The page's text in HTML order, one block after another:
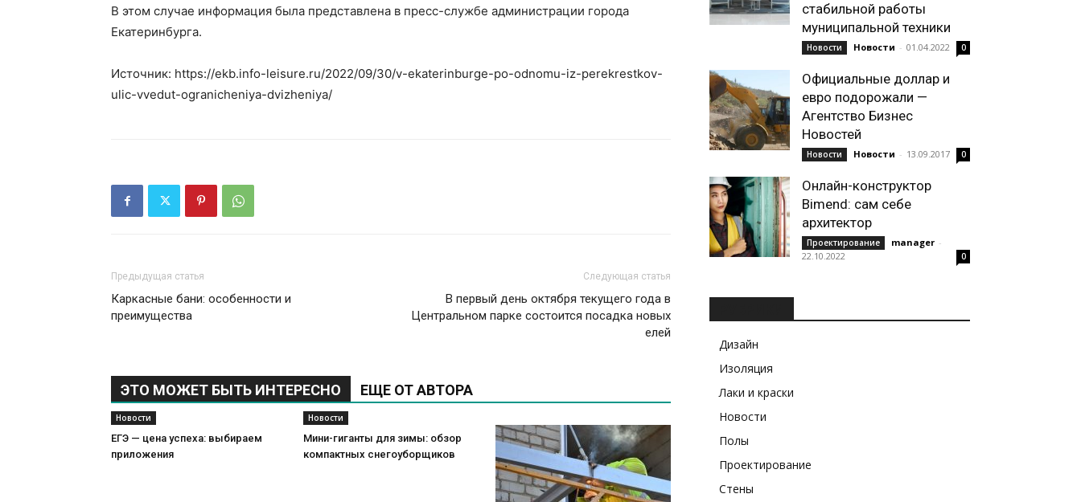
В этом случае информация была представлена в пресс-службе администрации города
Екатеринбурга.
Источник: https://ekb.info-leisure.ru/2022/09/30/v-ekaterinburge-po-odnomu-iz-perekrestkov-
ulic-vvedut-ogranicheniya-dvizheniya/
Предыдущая статья
Каркасные бани: особенности и
преимущества
Следующая статья
В первый день октября текущего года в
Центральном парке состоится посадка новых
елей
ЭТО МОЖЕТ БЫТЬ ИНТЕРЕСНО ЕЩЕ ОТ АВТОРА
Новости
ЕГЭ — цена успеха: выбираем
приложения
Новости
Мини-гиганты для зимы: обзор
компактных снегоуборщиков
стабильной работы
муниципальной техники
Новости Новости - 01.04.2022 0
Официальные доллар и
евро подорожали —
Агентство Бизнес
Новостей
Новости Новости - 13.09.2017 0
Онлайн-конструктор
Bimend: сам себе
архитектор
Проектирование manager -
22.10.2022
0
Дизайн
Изоляция
Лаки и краски
Новости
Полы
Проектирование
Стены